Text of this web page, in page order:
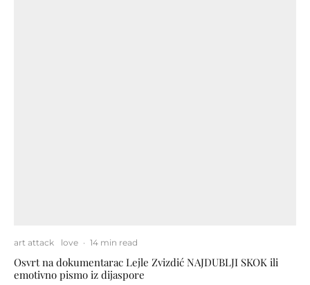
art attack love · 14 min read
Osvrt na dokumentarac Lejle Zvizdić NAJDUBLJI SKOK ili
emotivno pismo iz dijaspore